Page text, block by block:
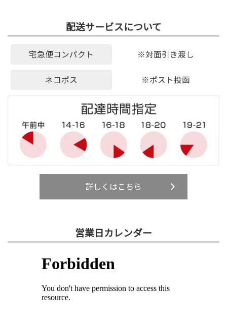
配送サービスについて
宅急便コンパクト ※対面引き渡し
ネコポス ※ポスト投函
詳しくはこちら
営業日カレンダー